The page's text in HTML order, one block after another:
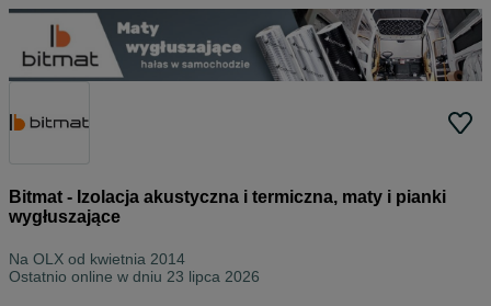
Bitmat - Izolacja akustyczna i termiczna, maty i pianki
wygłuszające
Na OLX od kwietnia 2014
Ostatnio online w dniu 23 lipca 2026